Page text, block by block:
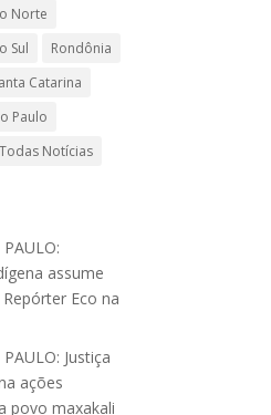
Norte
Sul
Rondônia
Catarina
Paulo
Todas Notícias
assume
Eco na
Justiça
ações
povo maxakali